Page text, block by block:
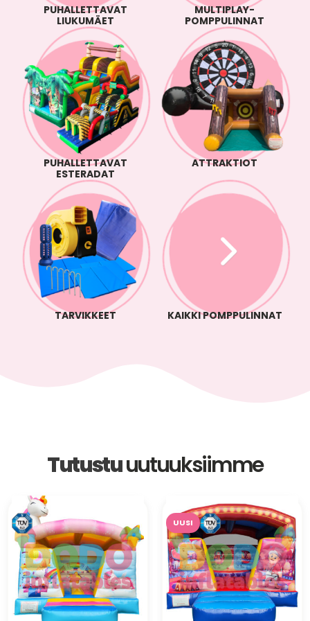
PUHALLETTAVAT
LIUKUMÄET
MULTIPLAY-
POMPPULINNAT
PUHALLETTAVAT
ESTERADAT
ATTRAKTIOT
TARVIKKEET KAIKKI POMPPULINNAT
Tutustuuutuuksiimme
UUSI